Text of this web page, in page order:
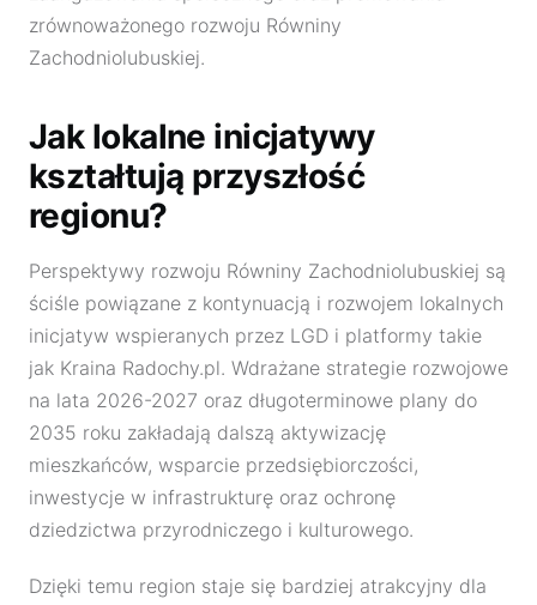
zrównoważonego rozwoju Równiny
Zachodniolubuskiej.
Jak lokalne inicjatywy
kształtują przyszłość
regionu?
Perspektywy rozwoju Równiny Zachodniolubuskiej są
ściśle powiązane z kontynuacją i rozwojem lokalnych
inicjatyw wspieranych przez LGD i platformy takie
jak Kraina Radochy.pl. Wdrażane strategie rozwojowe
na lata 2026-2027 oraz długoterminowe plany do
2035 roku zakładają dalszą aktywizację
mieszkańców, wsparcie przedsiębiorczości,
inwestycje w infrastrukturę oraz ochronę
dziedzictwa przyrodniczego i kulturowego.
Dzięki temu region staje się bardziej atrakcyjny dla